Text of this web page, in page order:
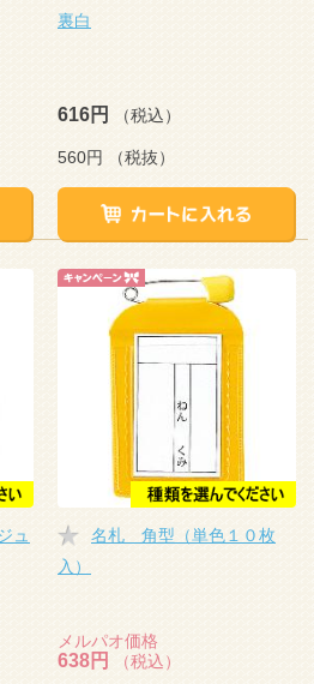
裏白
616円 （税込）
560円 （税抜）
ュ
名札 角型（単色１０枚
入）
メルパオ価格
638円 （税込）